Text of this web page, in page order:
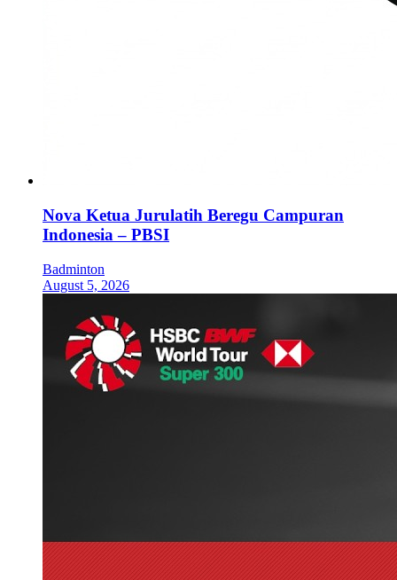
Nova Ketua Jurulatih Beregu Campuran
Indonesia – PBSI
Badminton
August 5, 2026